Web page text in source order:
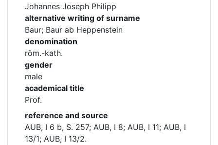
Johannes Joseph Philipp
alternative writing of surname
Baur; Baur ab Heppenstein
denomination
röm.-kath.
gender
male
academical title
Prof.
reference and source
AUB, I 6 b, S. 257; AUB, I 8; AUB, I 11; AUB, I
13/1; AUB, I 13/2.